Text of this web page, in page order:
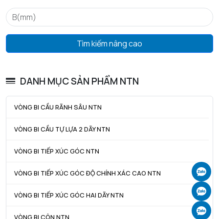
Tìm kiếm nâng cao
DANH MỤC SẢN PHẨM NTN
VÒNG BI CẦU RÃNH SÂU NTN
VÒNG BI CẦU TỰ LỰA 2 DÃY NTN
VÒNG BI TIẾP XÚC GÓC NTN
VÒNG BI TIẾP XÚC GÓC ĐỘ CHÍNH XÁC CAO NTN
VÒNG BI TIẾP XÚC GÓC HAI DÃY NTN
VÒNG BI CÔN NTN